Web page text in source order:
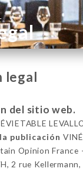
legal
del sitio web.
publicación
Opinion France
2 rue